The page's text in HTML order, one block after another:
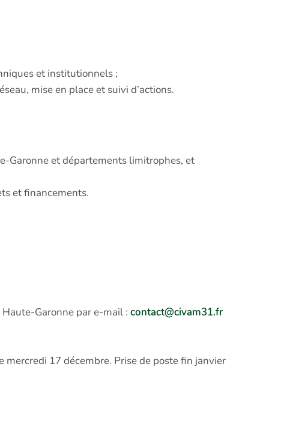
et institutionnels ;
mise en place et suivi d’actions.
Garonne et départements limitrophes, et
et financements.
Garonne par e-mail : contact@civam31.fr
17 décembre. Prise de poste fin janvier